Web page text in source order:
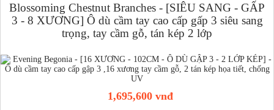
Blossoming Chestnut Branches - [SIÊU SANG - GẤP
3 - 8 XƯƠNG] Ô dù cầm tay cao cấp gấp 3 siêu sang
trọng, tay cầm gỗ, tán kép 2 lớp
1,695,600 vnđ